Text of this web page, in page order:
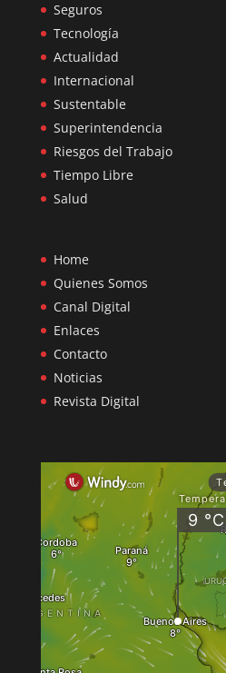
Seguros
Tecnología
Actualidad
Internacional
Sustentable
Superintendencia
Riesgos del Trabajo
Tiempo Libre
Salud
Home
Quienes Somos
Canal Digital
Enlaces
Contacto
Noticias
Revista Digital